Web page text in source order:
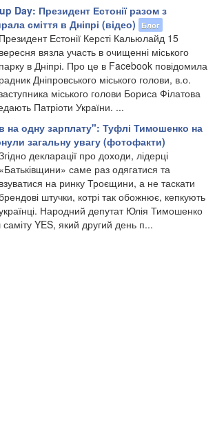
Day: Президент Естонії разом з
сміття в Дніпрі (відео)
Блог
Президент Естонії Керсті Кальюлайд 15
вересня вязла участь в очищенні міського
парку в Дніпрі. Про це в Facebook повідомила
радник Дніпровського міського голови, в.о.
міського голови Бориса Філатова
Патріоти України. ...
одну зарплату": Туфлі Тимошенко на
загальну увагу (фотофакти)
декларації про доходи, лідерці
«Батьківщини» саме раз одягатися та
взуватися на ринку Троєщини, а не таскати
штучки, котрі так обожнює, кепкують
Народний депутат Юлія Тимошенко
YES, який другий день п...